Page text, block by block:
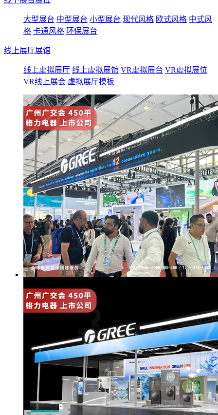
大型展台 中型展台 小型展台 现代风格 欧式风格 中式风
格 卡通风格 环保展台
线上展厅展馆
线上虚拟展厅 线上虚拟展馆 VR虚拟展台 VR虚拟展位
VR线上展会 虚拟展厅模板